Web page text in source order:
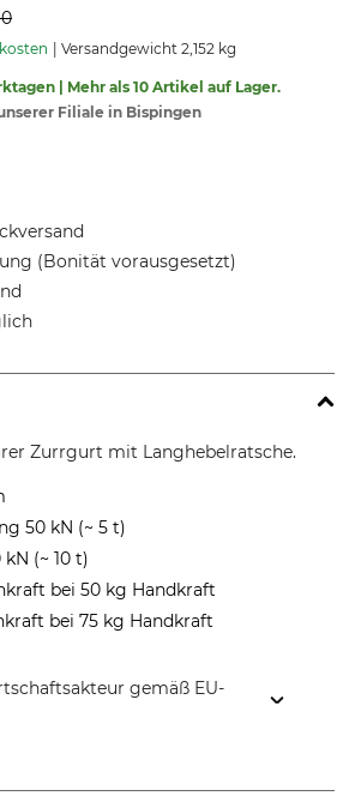
Versandgewicht 2,152 kg
| Mehr als 10 Artikel auf Lager.
Filiale in Bispingen
(Bonität vorausgesetzt)
Zurrgurt mit Langhebelratsche.
50 kN (~ 5 t)
(~ 10 t)
bei 50 kg Handkraft
bei 75 kg Handkraft
gemäß EU-
www.dominicus.de